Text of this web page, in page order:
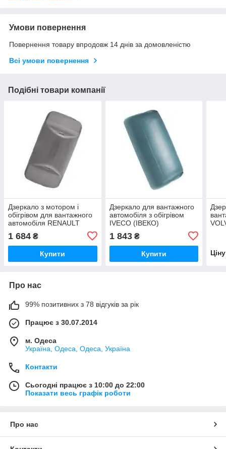
Умови повернення
Повернення товару впродовж 14 днів за домовленістю
Всі умови повернення
Подібні товари компанії
Дзеркало з мотором і
обігрівом для вантажного
автомобіля RENAULT
1 684 ₴
Купити
Дзеркало для вантажного
автомобіля з обігрівом
IVECO (ІВЕКО)
STRALIS
1 843₴
Купити
Про нас
99% позитивних з 78 відгуків за рік
Працює з 30.07.2014
м. Одеса
Україна, Одеса, Одеса, Україна
Контакти
Сьогодні працює з 10:00 до 22:00
Показати весь графік роботи
Про нас